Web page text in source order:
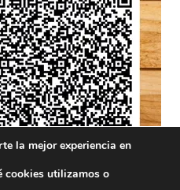
la mejor experiencia en
cookies utilizamos o